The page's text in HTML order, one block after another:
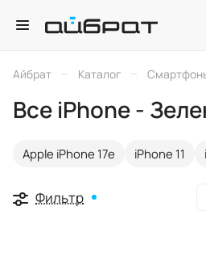
Айбрат – Каталог –
Все iPhone -
Apple iPhone 17e iPhone 11
Фильтр